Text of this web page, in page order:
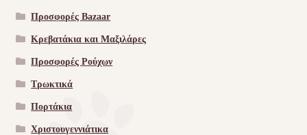
Προσφορές Bazaar
Κρεβατάκια και Μαξιλάρες
Προσφορές Ρούχων
Τρωκτικά
Πορτάκια
Χριστουγεννιάτικα